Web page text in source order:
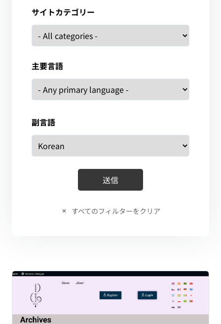
サイトカテゴリー
主要言語
副言語
すべてのフィルターをクリア